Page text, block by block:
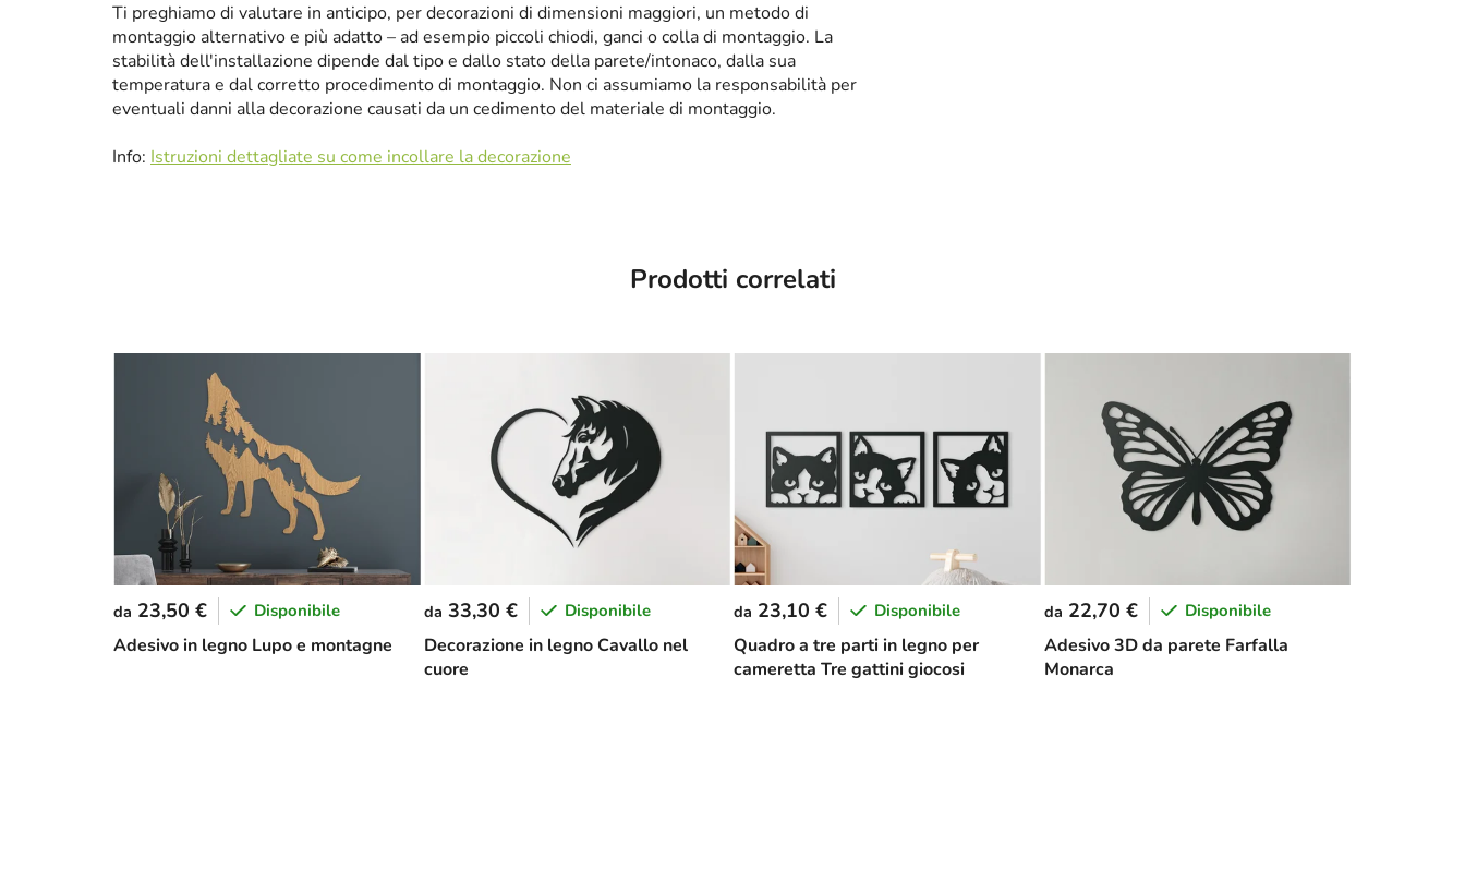
Ti preghiamo di valutare in anticipo, per decorazioni di dimensioni maggiori, un metodo di
montaggio alternativo e più adatto – ad esempio piccoli chiodi, ganci o colla di montaggio. La
stabilità dell'installazione dipende dal tipo e dallo stato della parete/intonaco, dalla sua
temperatura e dal corretto procedimento di montaggio. Non ci assumiamo la responsabilità per
eventuali danni alla decorazione causati da un cedimento del materiale di montaggio.
Info: Istruzioni dettagliate su come incollare la decorazione
Prodotti correlati
Adesivo in legno Lupo e montagne
da 23,50 € Disponibile
Decorazione in legno Cavallo nel
cuore
da 33,30 € Disponibile
Quadro a tre parti in legno per
cameretta Tre gattini giocosi
da 23,10 € Disponibile
Adesivo 3D da parete Farfalla
Monarca
da 22,70 € Disponibile